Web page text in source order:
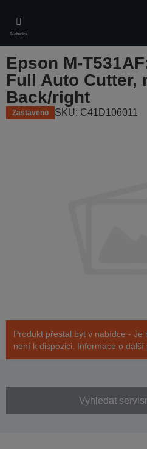
main
content
Nabídka
Epson M-
Full Auto Cutter,
Back/right
Zastaveno SKU: C41D106011
Produkt přestal být v nabídce - Je
není k dispozici. Informace o další
Vyhledat